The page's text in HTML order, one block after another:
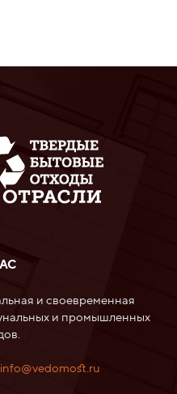
и своевременная
и промышленных
info@vedomost.ru